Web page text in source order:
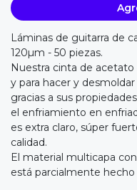
Láminas de guitarra de
120µm - 50 piezas.
Nuestra cinta de acetato
y para hacer y
gracias a sus
el enfriamiento en
es extra claro, súper
calidad.
El material multicapa
está parcialmente